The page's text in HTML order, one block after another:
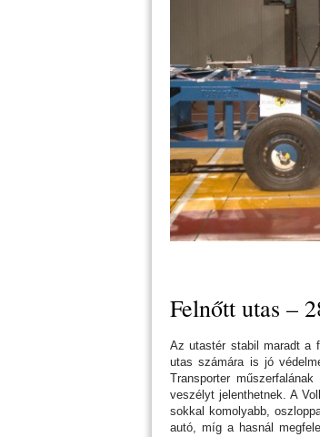
Felnőtt utas –
Az utastér stabil maradt a
utas számára is jó
Transporter
veszélyt jelenthetnek. A
sokkal komolyabb,
autó, míg a hasnál